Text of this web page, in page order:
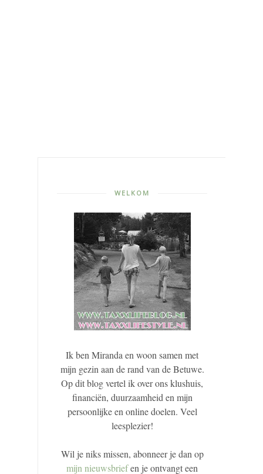
WELKOM
Ik ben Miranda en woon samen met
mijn gezin aan de rand van de Betuwe.
Op dit blog vertel ik over ons klushuis,
financiën, duurzaamheid en mijn
persoonlijke en online doelen. Veel
leesplezier!
Wil je niks missen, abonneer je dan op
mijn nieuwsbriefen je ontvangt een